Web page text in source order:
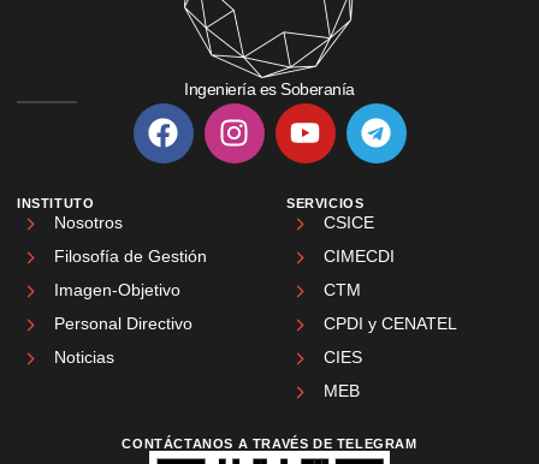
Ingeniería es Soberanía
INSTITUTO
Nosotros
Filosofía de Gestión
Imagen-Objetivo
Personal Directivo
Noticias
SERVICIOS
CSICE
CIMECDI
CTM
CPDI y CENATEL
CIES
MEB
CONTÁCTANOS A TRAVÉS DE TELEGRAM